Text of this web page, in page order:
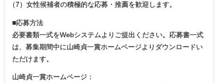
（7）女性候補者の積極的な応募・推薦を歓迎します。
■応募方法
必要書類一式をWebシステムよりご提出ください。応募書一式
は、募集期間中に山崎貞一賞ホームページよりダウンロードい
ただけます。
山崎貞一賞ホームページ：